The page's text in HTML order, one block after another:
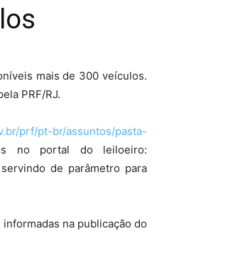
mais de 300 veículos.
PRF/RJ.
prf/pt-br/assuntos/pasta-
no portal do leiloeiro:
de parâmetro para
na publicação do